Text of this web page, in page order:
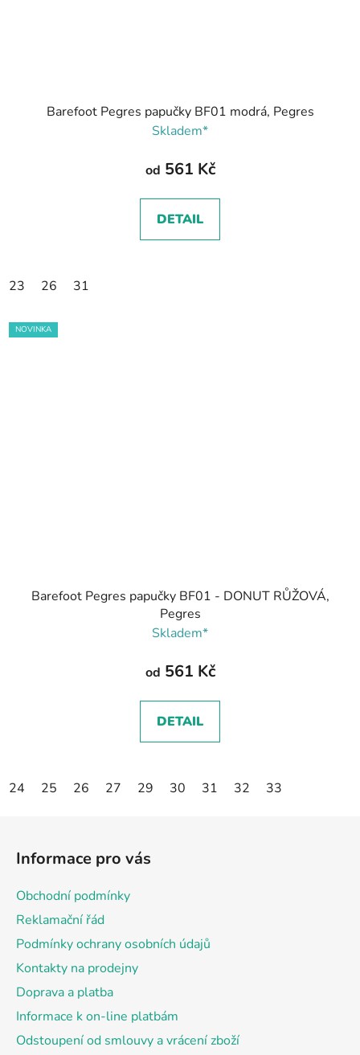
Barefoot Pegres papučky BF01 modrá, Pegres
Skladem*
od 561 Kč
DETAIL
23 26 31
NOVINKA
Barefoot Pegres papučky BF01 - DONUT RŮŽOVÁ,
Pegres
Skladem*
od 561 Kč
DETAIL
24 25 26 27 29 30 31 32 33
Informace pro vás
Obchodní podmínky
Reklamační řád
Podmínky ochrany osobních údajů
Kontakty na prodejny
Doprava a platba
Informace k on-line platbám
Odstoupení od smlouvy a vrácení zboží